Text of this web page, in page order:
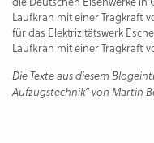
Laufkran mit einer Tragkraft
für das Elektrizitätswerk
Laufkran mit einer Tragkraft
Die Texte aus diesem
Aufzugstechnik” von Martin